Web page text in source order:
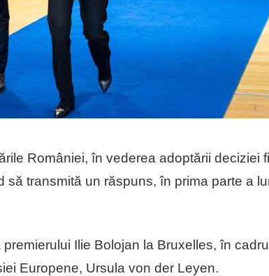
României, în vederea adoptării deciziei
să transmită un răspuns, în prima parte a
Ilie Bolojan la Bruxelles, în
Europene, Ursula von der Leyen.